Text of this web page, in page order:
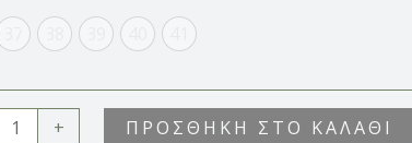
+ ΠΡΟΣΘΉΚΗ ΣΤΟ ΚΑΛΆΘΙ